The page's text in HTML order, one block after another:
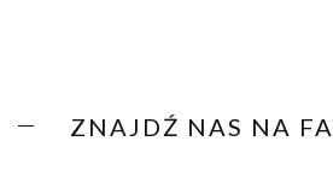
ZNAJDŹ NAS NA